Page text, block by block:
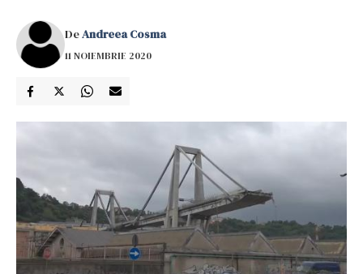
DeAndreea Cosma
11 NOIEMBRIE 2020